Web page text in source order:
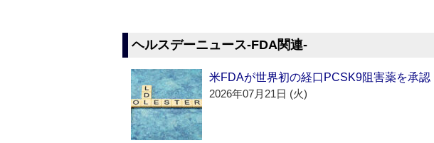
ヘルスデーニュース‐FDA関連‐
米FDAが世界初の経口PCSK9阻害薬を承認
2026年07月21日 (火)